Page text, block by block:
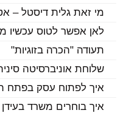
מי זאת גלית דיסטל –
לאן אפשר לטוס עכשיו
תעודה "הכרה בזוגיות"
שלוחת אוניברסיטה
איך לפתוח עסק בפתח
איך בוחרים משרד